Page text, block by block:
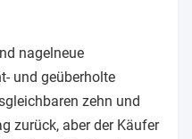
nagelneue
und geüberholte
zehn und
zurück, aber der Käufer